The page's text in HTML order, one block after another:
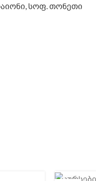
სოფ. თონეთი